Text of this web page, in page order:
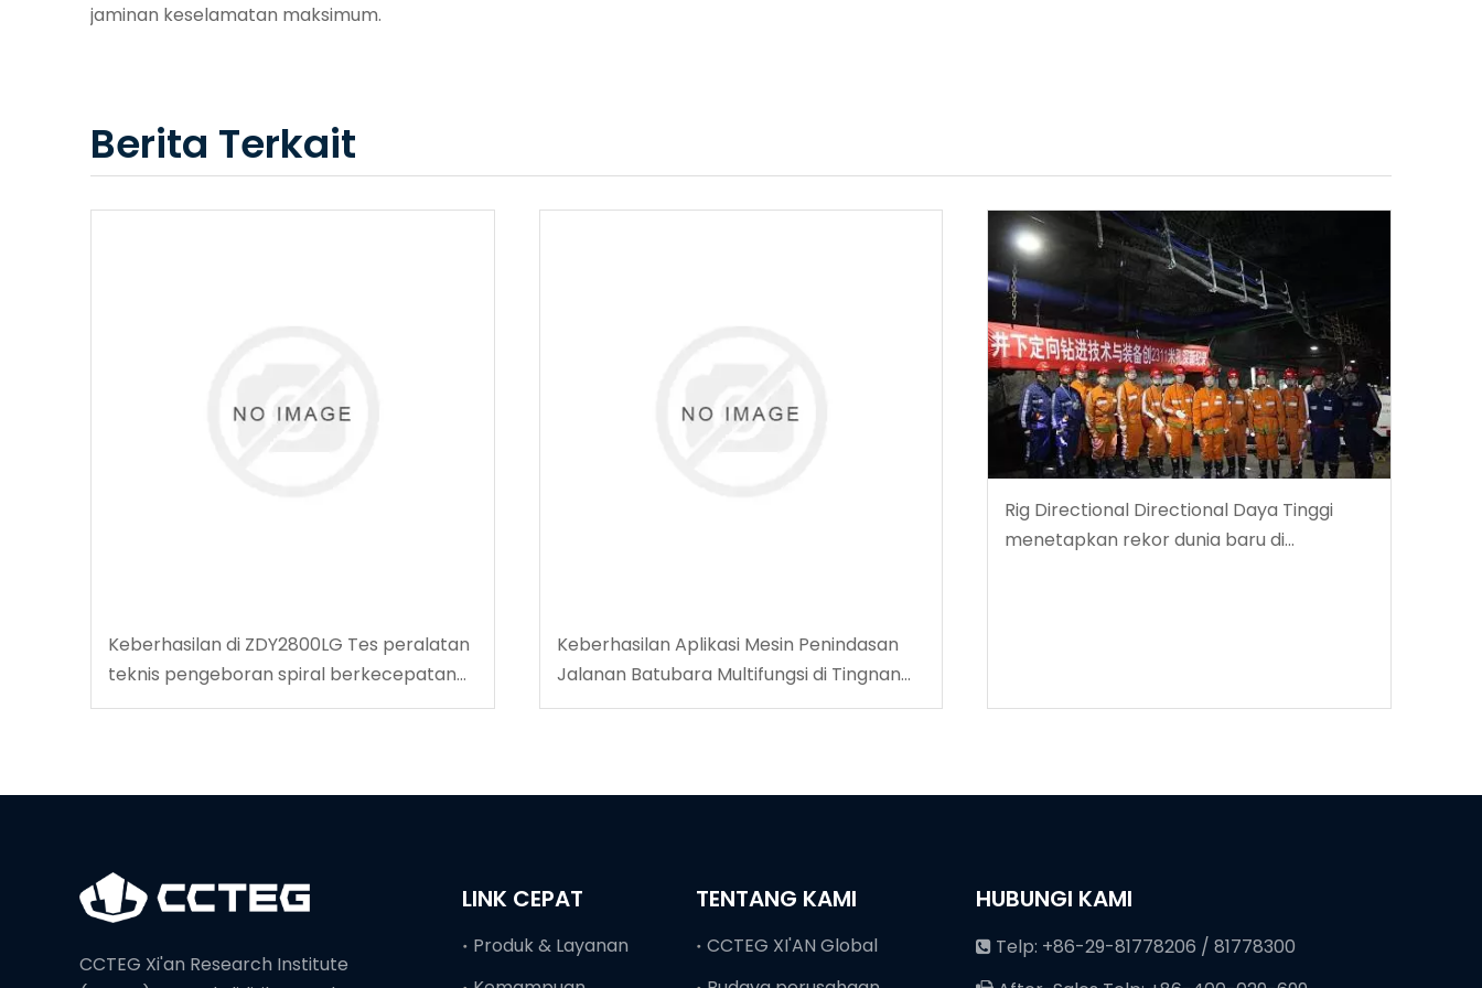
jaminan keselamatan maksimum.
Berita Terkait
Keberhasilan di ZDY2800LG Tes peralatan
teknis pengeboran spiral berkecepatan
tinggi
Keberhasilan Aplikasi Mesin Penindasan
Jalanan Batubara Multifungsi di Tingnan
Coalmine
Rig Directional Directional Daya Tinggi
menetapkan rekor dunia baru di
CCTEG Xi'an Research Institute
LINK CEPAT
Produk & Layanan
TENTANG KAMI
CCTEG XI'AN Global
HUBUNGI KAMI
 Telp: +86-29-81778206 / 81778300